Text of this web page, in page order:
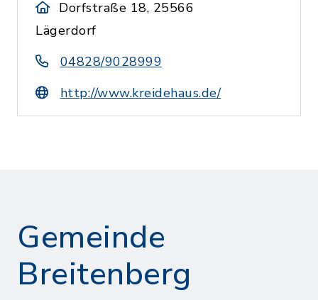
Dorfstraße 18, 25566
Lägerdorf
04828/9028999
http://www.kreidehaus.de/
Gemeinde
Breitenberg